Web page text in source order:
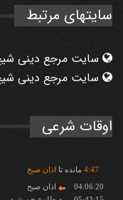
سایتهای مرتبط
سایت مرجع دینی
سایت مرجع دینی
اوقات شرعی
4:47 مانده تا اذان صبح
04:06:20
اذان صبح